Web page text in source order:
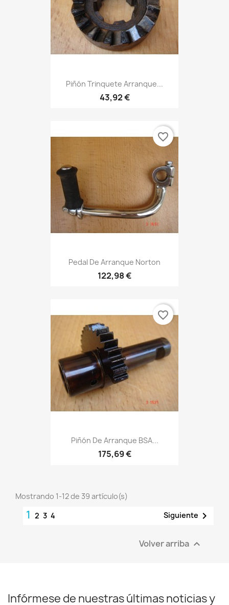
Piñón Trinquete Arranque...
43,92 €
Pedal De Arranque Norton
122,98 €
favorite_border
Piñón De Arranque BSA...
175,69 €
favorite_border
Mostrando 1-12 de 39 artículo(s)
1 2 3 4 Siguiente 
Volver arriba 
Infórmese de nuestras últimas noticias y